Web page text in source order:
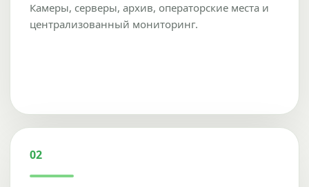
Камеры, серверы, архив, операторские места и
централизованный мониторинг.
02